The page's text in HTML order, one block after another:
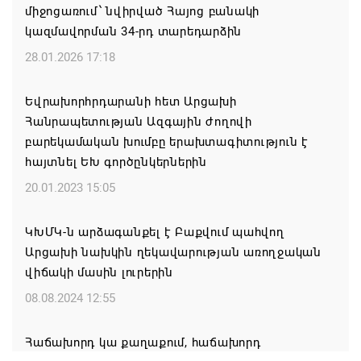
ԵԱՏՄ-ն պետք է շարունակի ամրապնդել
պարենային անվտանգությունը, Ղրղզստանում
Եվրասիական միջկառավարական խորհրդի
Միխայիլ Միշուստինը
07.08.2026 11:01
Կանադայի Հայոց թեմը դատապարտել է
Վեհափառի նկատմամբ քրեական հետապնդումը
Կապահովվեն 61 մանկապարտեզի
հիմնանորոգման, վերանորոգման շինարարական
աշխատանքները
միջոցառում՝ նվիրված Հայոց բանակի
կազմավորման 34-րդ տարեդարձին
28.01.2026 17:18
Եվրախորհրդարանի հետ Արցախի
Հանրապետության Ազգային ժողովի
բարեկամական խումբը երախտագիտություն է
հայտնել ԵԽ գործընկերներին
20.01.2023 15:05
ԿԽՄԿ-ն արձագանքել է Բաքվում պահվող
Արցախի նախկին ղեկավարության առողջական
վիճակի մասին լուրերին
08.08.2024 12:55
Հաճախորդ կա քաղաքում, հաճախորդ